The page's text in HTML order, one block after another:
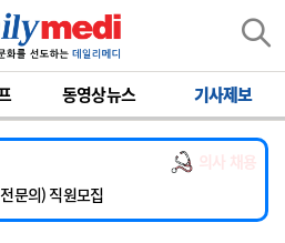
동영상뉴스 기사제보
의사 채용
턴 모집
과 임기제 임상의사 채용
소아응급전담) 계약직 의사 공개채용
문의) 직원모집
지던트1년차) 모집